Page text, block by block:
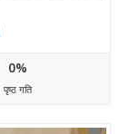
0%
पृष्ठ गति